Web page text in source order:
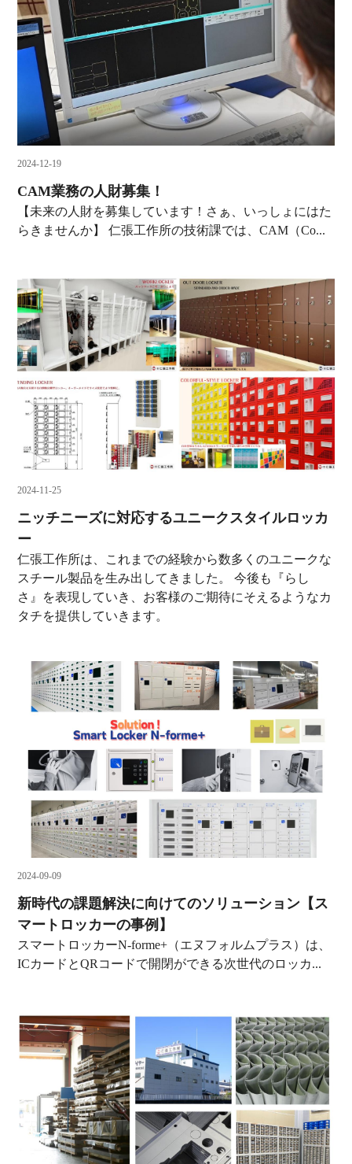
2024-12-19
CAM業務の人財募集！
【未来の人財を募集しています！さぁ、いっしょにはた
らきませんか】 仁張工作所の技術課では、CAM（Co...
2024-11-25
ニッチニーズに対応するユニークスタイルロッカ
ー
仁張工作所は、これまでの経験から数多くのユニークな
スチール製品を生み出してきました。 今後も『らし
さ』を表現していき、お客様のご期待にそえるようなカ
タチを提供していきます。
2024-09-09
新時代の課題解決に向けてのソリューション【ス
マートロッカーの事例】
スマートロッカーN-forme+（エヌフォルムプラス）は、
ICカードとQRコードで開閉ができる次世代のロッカ...